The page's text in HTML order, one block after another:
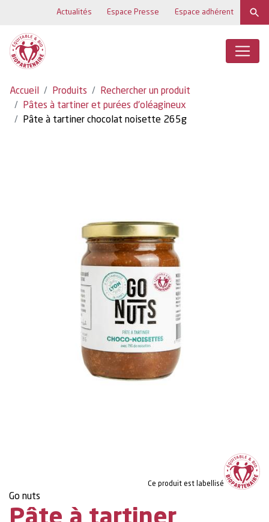
Actualités Espace Presse Espace adhérent
Accueil Produits
Rechercher un produit
Pâtes à tartiner et purées d'oléagineux
Pâte à tartiner chocolat noisette 265g
Ce produit est labellisé
Go nuts